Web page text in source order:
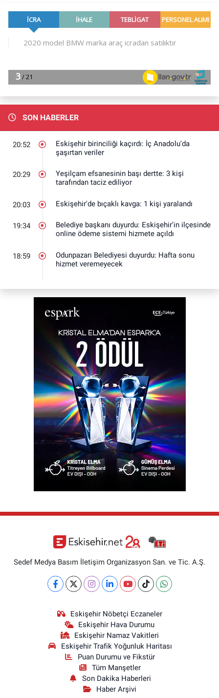
SON HABERLER
20:52
Eskişehir birinciliği kaçırdı: İç Anadolu'da
şaşırtan veriler
20:29
Yeşilçam efsanesinin başı dertte: 3 kişi
tarafından taciz ediliyor
20:03 Eskişehir'de bıçaklı kavga: 1 kişi yaralandı
19:34
Belediye başkanı duyurdu: Eskişehir'in ilçesinde
online ödeme sistemi hizmete açıldı
18:59
Odunpazarı Belediyesi duyurdu: Hafta sonu
hizmet veremeyecek
Sedef Medya Basım İletişim Organizasyon San. ve Tic. A.Ş.
Eskişehir Nöbetçi Eczaneler
Eskişehir Hava Durumu
Eskişehir Namaz Vakitleri
Eskişehir Trafik Yoğunluk Haritası
Puan Durumu ve Fikstür
Tüm Manşetler
Son Dakika Haberleri
Haber Arşivi